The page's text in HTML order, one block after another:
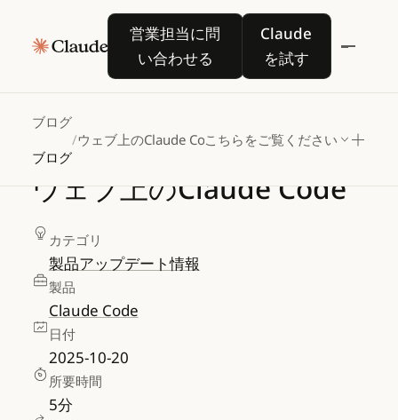
営業担当に問
い合わせる
営業担当に問い合わせる
Claude
を試す
Claude を試す
ブログ
ブログ
/ウェブ上のClaude Codeこちらをご覧ください
ウェブ上のClaudeCode
カテゴリ
製品アップデート情報
製品
Claude Code
日付
2025-10-20
所要時間
5分